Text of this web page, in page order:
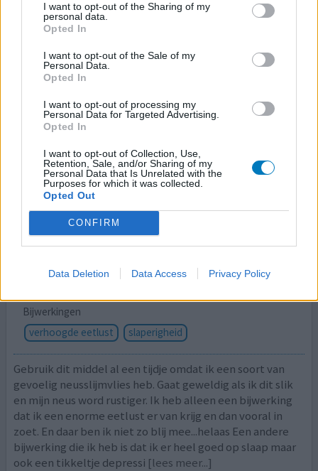
I want to opt-out of the Sharing of my
personal data.
Opted In
I want to opt-out of the Sale of my
Personal Data.
Opted In
I want to opt-out of processing my
Personal Data for Targeted Advertising.
Opted In
I want to opt-out of Collection, Use,
Retention, Sale, and/or Sharing of my
Personal Data that Is Unrelated with the
Purposes for which it was collected.
Opted Out
CONFIRM
Data Deletion Data Access Privacy Policy
Effectiviteit
Hoeveelheid bijwerkingen
Ik gebruik de tabletten van de lidl. Voor mij zijn dat de
aanvallen.
Cetirizine Tabletten
22-04-2024 | Vrouw | 59
cetirizine (10mg)
Allergie
Effectiviteit
Bijwerkingen
verhoogde eetlust
slaperigheid
Gebruik dit middel al een tijdje omdat ik een soort van
gevoelig neusslijmvlies heb. Gaat geweldig als ik dit slik
en mijn neus word rustiger. Ik heb alleen een bijwerking
dat ik een enorme eetlust er van krijg en dan vooral in
zoet. En daar ben ik niet zo blij mee...helaas Een andere
bijwerking die ik heb is dat ik er heel goed op slaap maar
ook een tikkeltje depressi [lees meer...]